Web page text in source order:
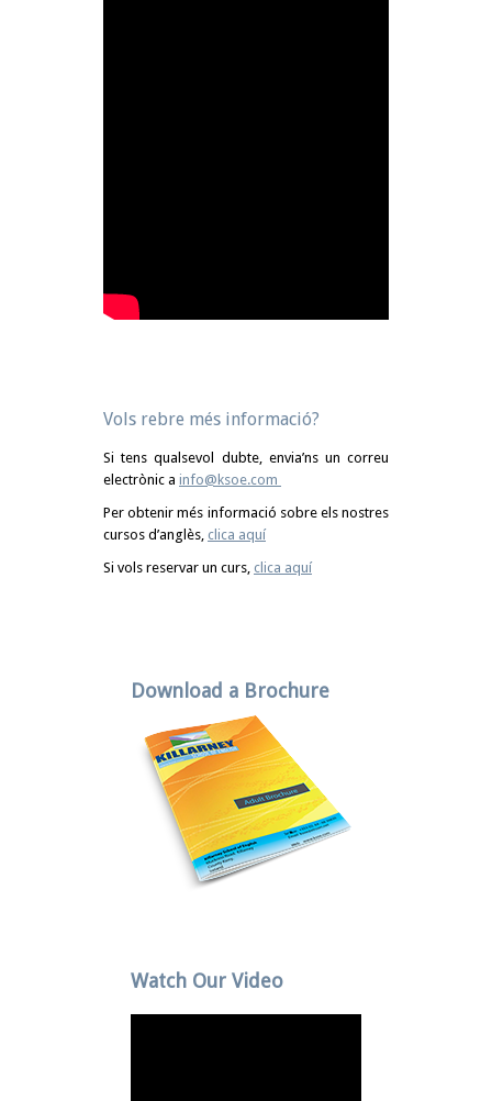
Vols rebre més informació?
Si tens qualsevol dubte, envia’ns un correu
electrònic a info@ksoe.com
Per obtenir més informació sobre els nostres
cursos d’anglès, clica aquí
Si vols reservar un curs, clica aquí
Download a Brochure
Watch Our Video